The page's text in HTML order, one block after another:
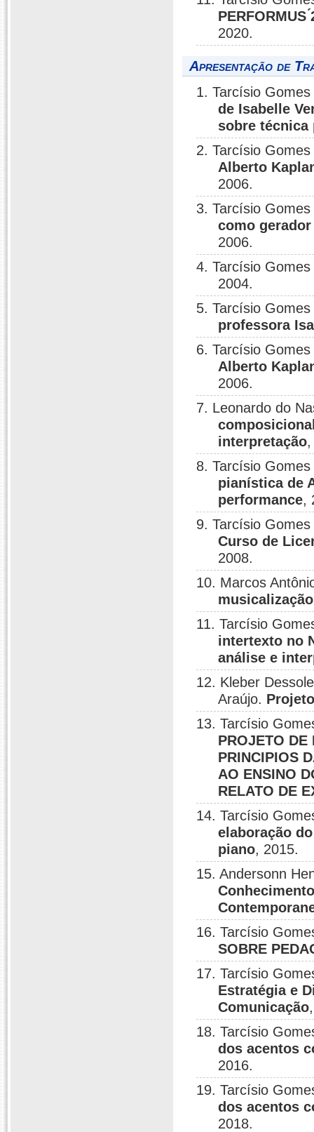
2020.
Apresentação de
1. Tarcísio
de Isabelle
sobre técnica
2. Tarcísio
Alberto
2006.
3. Tarcísio
como
2006.
4. Tarcísio
2004.
5. Tarcísio
professora
6. Tarcísio
Alberto
2006.
7. Leonardo do
interpretação
8. Tarcísio
pianística de
performance,
9. Tarcísio
Curso de
2008.
10. Marcos
11. Tarcísio
intertexto no
análise e
12. Kleber
Araújo.
13. Tarcísio
PROJETO DE
PRINCIPIOS
AO ENSINO
RELATO DE
14. Tarcísio
elaboração
piano, 2015.
15. Andersonn
16. Tarcísio
SOBRE
17. Tarcísio
Estratégia e
Comunicação
18. Tarcísio
dos acentos
2016.
19. Tarcísio
dos acentos
2018.